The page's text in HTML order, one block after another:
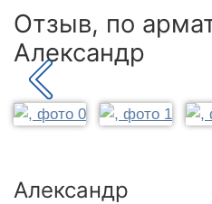
Отзыв, по
Александр
Александр